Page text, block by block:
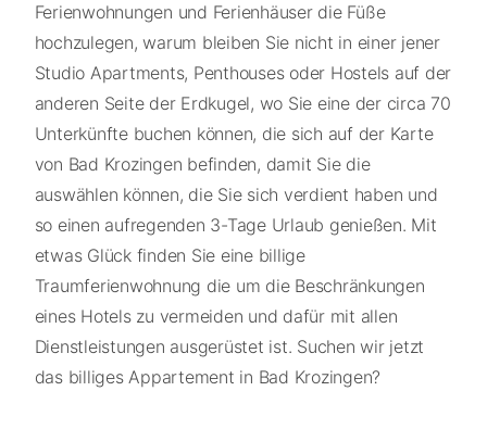
Ferienwohnungen und Ferienhäuser die Füße
hochzulegen, warum bleiben Sie nicht in einer jener
Studio Apartments, Penthouses oder Hostels auf der
anderen Seite der Erdkugel, wo Sie eine der circa 70
Unterkünfte buchen können, die sich auf der Karte
von Bad Krozingen befinden, damit Sie die
auswählen können, die Sie sich verdient haben und
so einen aufregenden 3-Tage Urlaub genießen. Mit
etwas Glück finden Sie eine billige
Traumferienwohnung die um die Beschränkungen
eines Hotels zu vermeiden und dafür mit allen
Dienstleistungen ausgerüstet ist. Suchen wir jetzt
das billiges Appartement in Bad Krozingen?